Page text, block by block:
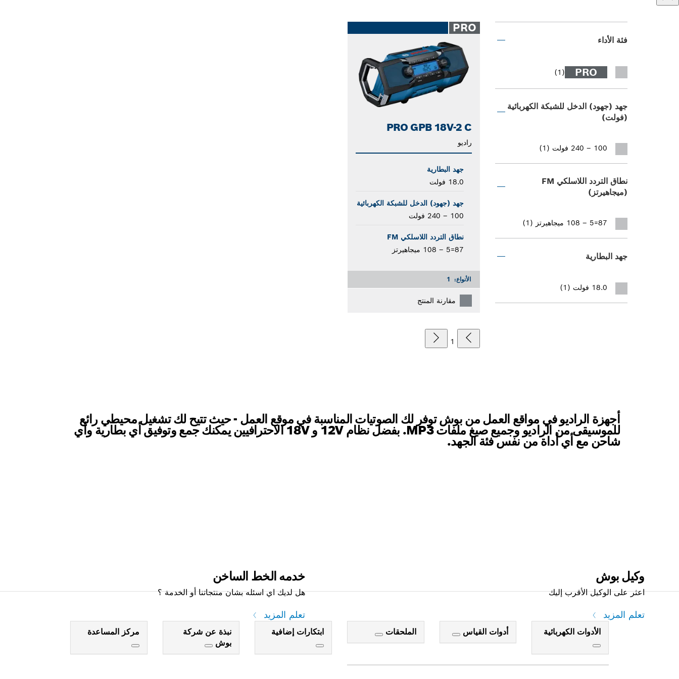
فئة الأداء
PRO
(1)
جهد (جهود) الدخل للشبكة الكهربائية
(فولت)
100 – 240 فولت (1)
نطاق التردد اللاسلكي FM
(ميجاهيرتز)
87=5 – 108 ميجاهيرتز (1)
جهد البطارية
18.0 فولت (1)
PRO
PRO GPB 18V-2 C
راديو
جهد البطارية
18.0 فولت
جهد (جهود) الدخل للشبكة الكهربائية
100 – 240 فولت
نطاق التردد اللاسلكي FM
87=5 – 108 ميجاهيرتز
الأنواع: 1
مقارنة المنتج
1
أجهزة الراديو في مواقع العمل من بوش توفر لك الصوتيات المناسبة في موقع العمل - حيث تتيح لك تشغيل محيطي رائع
للموسيقى من الراديو وجميع صيغ ملفات MP3. بفضل نظام 12V و 18V الاحترافيين يمكنك جمع وتوفيق أي بطارية وأي
شاحن مع أي أداة من نفس فئة الجهد.
وكيل بوش
اعثر على الوكيل الأقرب إليك
تعلم المزيد
خدمه الخط الساخن
هل لديك اي اسئله بشان منتجاتنا أو الخدمة ؟
تعلم المزيد
الأدوات الكهربائية أدوات القياس الملحقات ابتكارات إضافية
نبذة عن شركة
بوش
مركز المساعدة